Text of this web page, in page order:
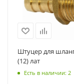
Штуцер для
(12) лат
Есть в наличии: 2